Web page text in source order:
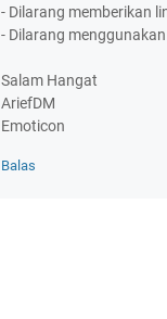
- Dilarang memberikan
- Dilarang
Salam Hangat
AriefDM
Emoticon
Balas